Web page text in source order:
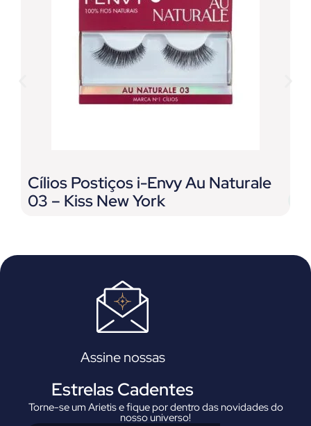
Cílios Postiços i-Envy Au Naturale
03 – Kiss New York
Assine nossas
Estrelas Cadentes
Torne-se um Arietis e fique por dentro das novidades do
nosso universo!